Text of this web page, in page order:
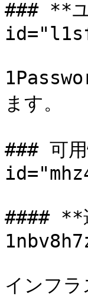
### **
ます。
### 可
#### **
インフ